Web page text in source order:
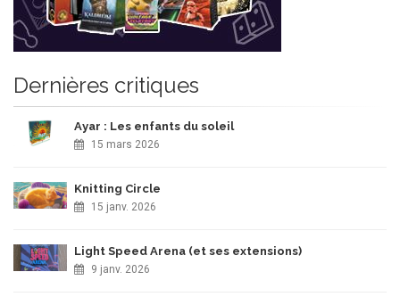
Dernières critiques
Ayar : Les enfants du soleil
15 mars 2026
Knitting Circle
15 janv. 2026
Light Speed Arena (et ses extensions)
9 janv. 2026